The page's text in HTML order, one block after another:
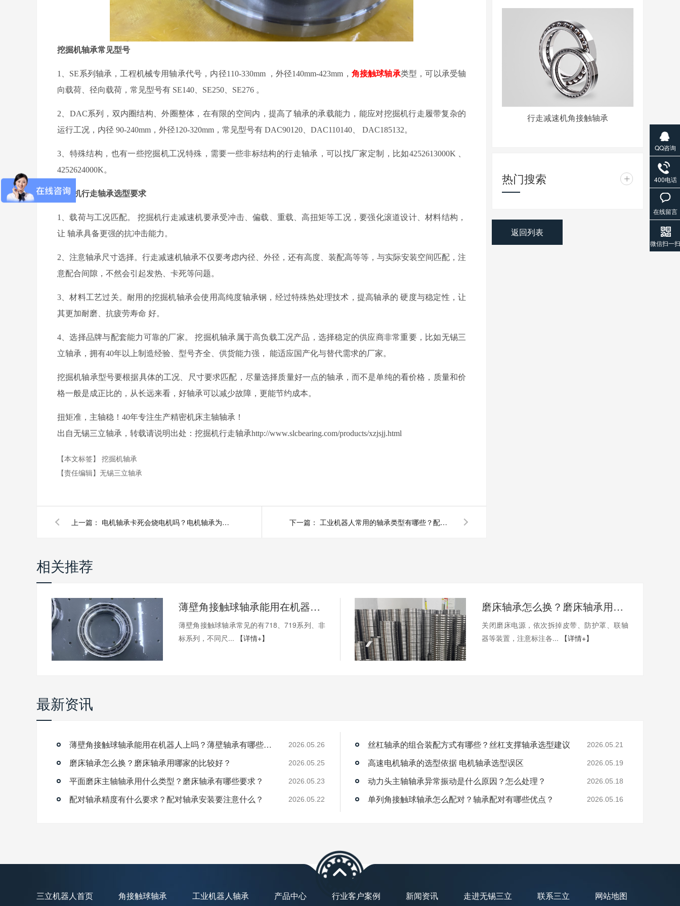
挖掘机轴承常见型号
1、 SE系列轴承，工程机械专用轴承代号，内径110-330mm ，外径140mm-423mm ， 角接触球轴承类型，可以承受轴
向载荷、径向载荷，常见型号有 SE140 SE250 SE276 。
2、 DAC系列，双内圈结构、外圈整体，在有限的空间内，提高了轴承的承载能力，能应对挖掘机行走履带复杂的
运行工况，内径 90-240mm ，外径120-320mm ，常见型号有 DAC90120 DAC110140 DAC185132。
3、 特殊结构，也有一些挖掘机工况特殊，需要一些非标结构的行走轴承，可以找厂家定制，比如4252613000K
4252624000K。
挖掘机行走轴承选型要求
1 、载荷与工况匹配。 挖掘机行走减速机要承受冲击、偏载、重载、高扭矩等工况，要强化滚道设计、材料结构，
让 轴承具备更强的抗冲击能力。
2 注意轴承尺寸选择。行走减速机轴承不仅要考虑内径、外径，还有高度、装配高等等，与实际安装空间匹配，注
意配合间隙，不然会引起发热、卡死等问题。
3 、材料工艺过关。耐用的挖掘机轴承会使用高纯度轴承钢 ，经过特殊热处理技术，提高轴承的 硬度与稳定性 ，让
其更加耐磨 抗疲劳寿命 好。
4 、选择品牌与配套能力可靠的厂家。 挖掘机轴承属于高负载工况产品，选择稳定的供应商非常重要， 比如无锡三
立轴承，拥有40年以上制造经验 、型号齐全、供货能力强， 能适应国产化与替代需求的厂家。
挖掘机轴承型号要根据具体的工况、尺寸要求匹配，尽量选择质量好一点的轴承，而不是单纯的看价格，质量和价
格一般是成正比的，从长远来看，好轴承可以减少故障，更能节约成本。
扭矩准，主轴稳！40年专注生产精密机床主轴轴承！
出自无锡三立轴承，转载请说明出处：挖掘机行走轴承http://www.slcbearing.com/products/xzjsjj.html
【本文标签】 挖掘机轴承
【责任编辑】 无锡三立轴承
上一篇： 电机轴承卡死会烧电机吗？电机轴承为什么会卡死？ 下一篇： 工业机器人常用的轴承类型有哪些？配置轴承要求有哪些？
行走减速机角接触轴承
热门搜索 +
返回列表
相关推荐
薄壁角接触球轴承能用在机器人上吗？薄壁轴承有哪些优点？
薄壁角接触球轴承常见的有718、719系列、非
标系列，不同尺...
【详情+】
磨床轴承怎么换？磨床轴承用哪家的比较好？
关闭磨床电源，依次拆掉皮带、防护罩、联轴
器等装置，注意标注各...
【详情+】
最新资讯
薄壁角接触球轴承能用在机器人上吗？薄壁轴承有哪些优点？ 2026.05.26
磨床轴承怎么换？磨床轴承用哪家的比较好？ 2026.05.25
平面磨床主轴轴承用什么类型？磨床轴承有哪些要求？ 2026.05.23
配对轴承精度有什么要求？配对轴承安装要注意什么？ 2026.05.22
丝杠轴承的组合装配方式有哪些？丝杠支撑轴承选型建议 2026.05.21
高速电机轴承的选型依据 电机轴承选型误区 2026.05.19
动力头主轴轴承异常振动是什么原因？怎么处理？ 2026.05.18
单列角接触球轴承怎么配对？轴承配对有哪些优点？ 2026.05.16
三立机器人首页 角接触球轴承 工业机器人轴承 产品中心 行业客户案例 新闻资讯 走进无锡三立 联系三立 网站地图
QQ咨询
400电话
在线留言
微信扫一扫